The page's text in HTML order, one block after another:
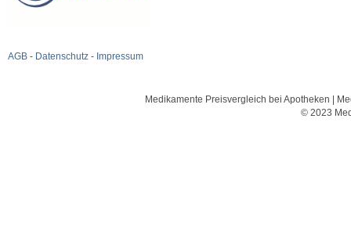
AGB - Datenschutz - Impressum
Medikamente Preisvergleich bei Apotheken |
© 2023